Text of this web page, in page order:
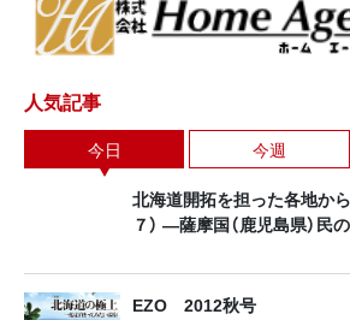
人気記事
今日 今週
北海道開拓を担った各地か
７） ―薩摩国（鹿児島県）民
EZO 2012秋号